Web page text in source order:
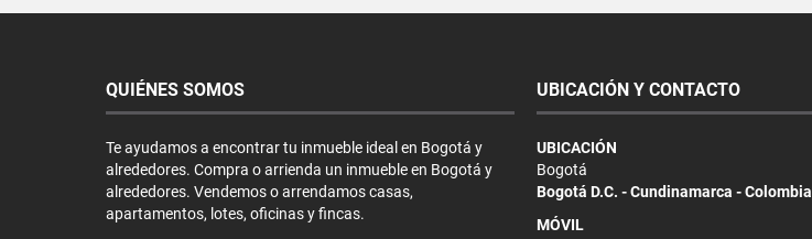
QUIÉNES SOMOS
Te ayudamos a encontrar tu inmueble ideal en Bogotá y
alrededores. Compra o arrienda un inmueble en Bogotá y
alrededores. Vendemos o arrendamos casas,
apartamentos, lotes, oficinas y fincas.
UBICACIÓN Y CONTACTO
UBICACIÓN
Bogotá
Bogotá D.C. - Cundinamarca - Colombia
MÓVIL